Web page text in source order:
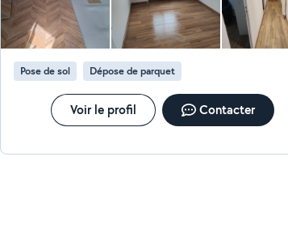
Pose de sol Dépose de parquet
Voir le profil Contacter